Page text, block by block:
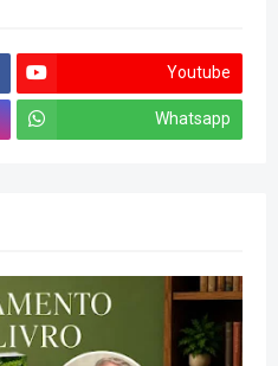
Youtube
Whatsapp